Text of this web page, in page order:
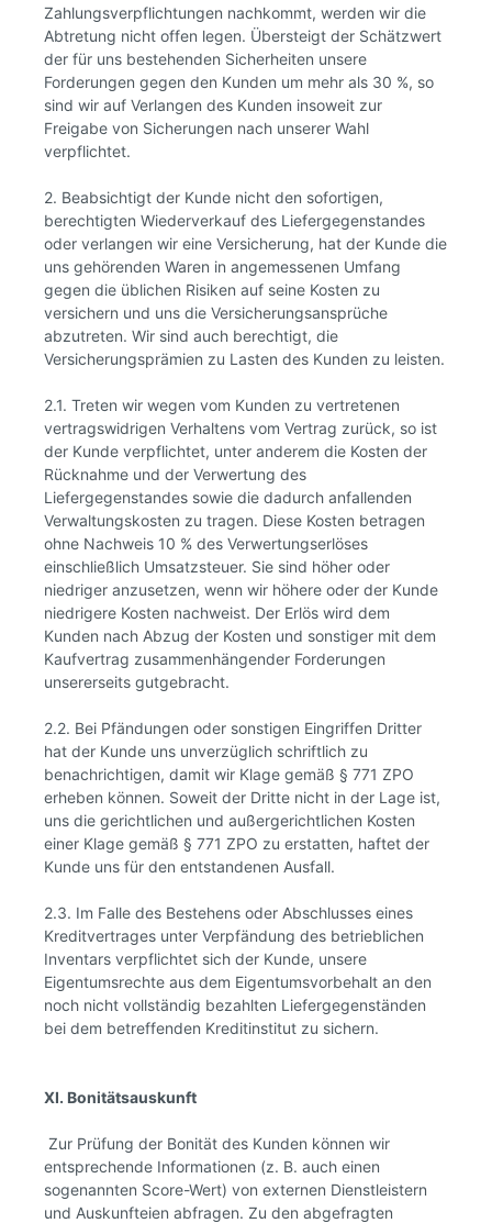
Zahlungsverpflichtungen nachkommt, werden wir die
Abtretung nicht offen legen. Übersteigt der Schätzwert
der für uns bestehenden Sicherheiten unsere
Forderungen gegen den Kunden um mehr als 30 %, so
sind wir auf Verlangen des Kunden insoweit zur
Freigabe von Sicherungen nach unserer Wahl
verpflichtet.
2. Beabsichtigt der Kunde nicht den sofortigen,
berechtigten Wiederverkauf des Liefergegenstandes
oder verlangen wir eine Versicherung, hat der Kunde die
uns gehörenden Waren in angemessenen Umfang
gegen die üblichen Risiken auf seine Kosten zu
versichern und uns die Versicherungsansprüche
abzutreten. Wir sind auch berechtigt, die
Versicherungsprämien zu Lasten des Kunden zu leisten.
2.1. Treten wir wegen vom Kunden zu vertretenen
vertragswidrigen Verhaltens vom Vertrag zurück, so ist
der Kunde verpflichtet, unter anderem die Kosten der
Rücknahme und der Verwertung des
Liefergegenstandes sowie die dadurch anfallenden
Verwaltungskosten zu tragen. Diese Kosten betragen
ohne Nachweis 10 % des Verwertungserlöses
einschließlich Umsatzsteuer. Sie sind höher oder
niedriger anzusetzen, wenn wir höhere oder der Kunde
niedrigere Kosten nachweist. Der Erlös wird dem
Kunden nach Abzug der Kosten und sonstiger mit dem
Kaufvertrag zusammenhängender Forderungen
unsererseits gutgebracht.
2.2. Bei Pfändungen oder sonstigen Eingriffen Dritter
hat der Kunde uns unverzüglich schriftlich zu
benachrichtigen, damit wir Klage gemäß § 771 ZPO
erheben können. Soweit der Dritte nicht in der Lage ist,
uns die gerichtlichen und außergerichtlichen Kosten
einer Klage gemäß § 771 ZPO zu erstatten, haftet der
Kunde uns für den entstandenen Ausfall.
2.3. Im Falle des Bestehens oder Abschlusses eines
Kreditvertrages unter Verpfändung des betrieblichen
Inventars verpflichtet sich der Kunde, unsere
Eigentumsrechte aus dem Eigentumsvorbehalt an den
noch nicht vollständig bezahlten Liefergegenständen
bei dem betreffenden Kreditinstitut zu sichern.
XI. Bonitätsauskunft
Zur Prüfung der Bonität des Kunden können wir
entsprechende Informationen (z. B. auch einen
sogenannten Score-Wert) von externen Dienstleistern
und Auskunfteien abfragen. Zu den abgefragten